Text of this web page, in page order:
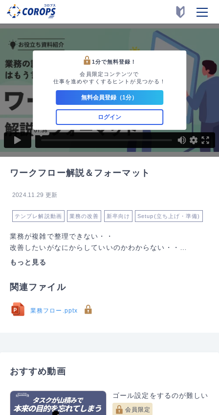
1分で無料登録！
会員限定コンテンツで
仕事を進めやすくするヒントが見つかる！
無料会員登録（1分）
ログイン
ワークフロー解説＆フォーマット
2024.11.29 更新
テンプレ解説動画 業務の改善 新卒向け Setup(立ち上げ・準備)
業務が複雑で整理できない・・
改善したいがなにからしていいのかわからない・・
業務の説明がうまくいかない・・
ロー解説＆フォーマット】を紹介します！
動画内ではなぜうまくいかないのか、どうしたらうまくい
くのかも合わせて説明してますので、ぜひ見てみてくださ
い！
ロセスデザイン株式会社で新時代に適した「仕事の進め
ソッド。
もっと見る
関連ファイル
業務フロー.pptx
おすすめ動画
ゴール設定をするのが難しい
会員限定